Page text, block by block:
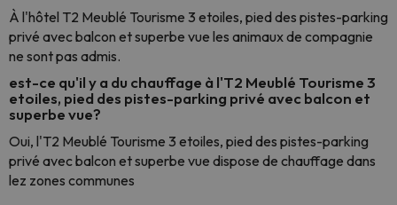
À l'hôtel T2 Meublé Tourisme 3 etoiles, pied des pistes-parking
privé avec balcon et superbe vue les animaux de compagnie
ne sont pas admis.
est-ce qu'il y a du chauffage à l'T2 Meublé Tourisme 3
etoiles, pied des pistes-parking privé avec balcon et
superbe vue?
Oui, l'T2 Meublé Tourisme 3 etoiles, pied des pistes-parking
privé avec balcon et superbe vue dispose de chauffage dans
lez zones communes